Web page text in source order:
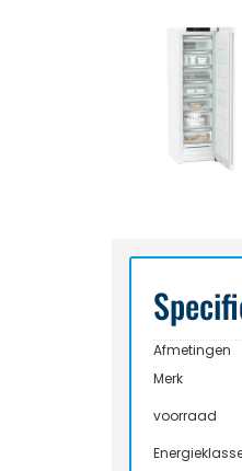
Afmetingen
Merk
voorraad